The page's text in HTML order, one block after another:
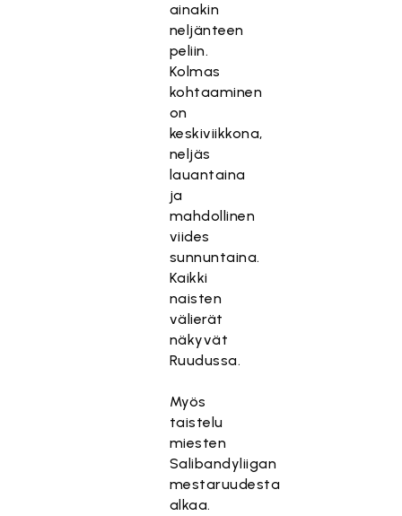
ainakin
neljänteen
peliin.
Kolmas
kohtaaminen
on
keskiviikkona,
neljäs
lauantaina
ja
mahdollinen
viides
sunnuntaina.
Kaikki
naisten
välierät
näkyvät
Ruudussa.
Myös
taistelu
miesten
Salibandyliigan
mestaruudesta
alkaa.